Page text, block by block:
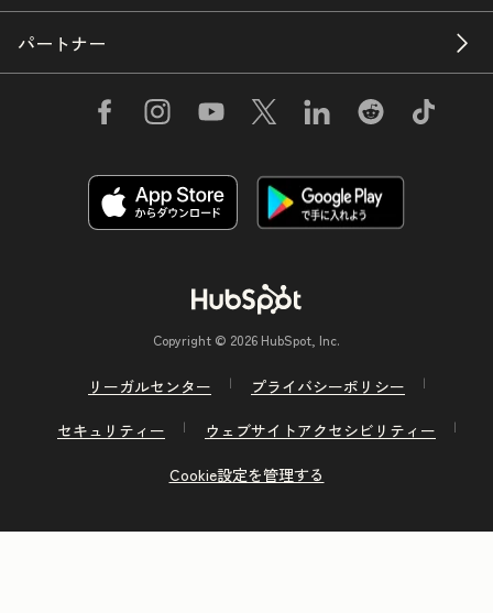
パートナー
Copyright © 2026 HubSpot, Inc.
リーガルセンター
プライバシーポリシー
セキュリティー
ウェブサイトアクセシビリティー
Cookie設定を管理する